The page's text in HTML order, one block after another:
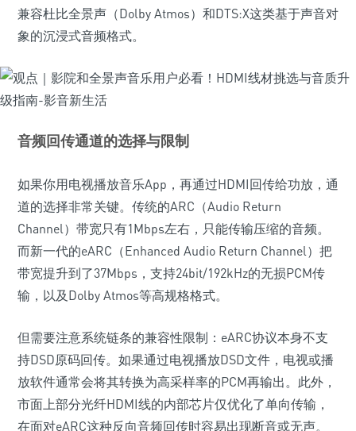
兼容杜比全景声（Dolby Atmos）和DTS:X这类基于声音对
象的沉浸式音频格式。
音频回传通道的选择与限制
如果你用电视播放音乐App，再通过HDMI回传给功放，通
道的选择非常关键。传统的ARC（Audio Return
Channel）带宽只有1Mbps左右，只能传输压缩的音频。
而新一代的eARC（Enhanced Audio Return Channel）把
带宽提升到了37Mbps，支持24bit/192kHz的无损PCM传
输，以及Dolby Atmos等高规格格式。
但需要注意系统链条的兼容性限制：eARC协议本身不支
持DSD原码回传。如果通过电视播放DSD文件，电视或播
放软件通常会将其转换为高采样率的PCM再输出。此外，
市面上部分光纤HDMI线的内部芯片仅优化了单向传输，
在面对eARC这种反向音频回传时容易出现断音或无声。